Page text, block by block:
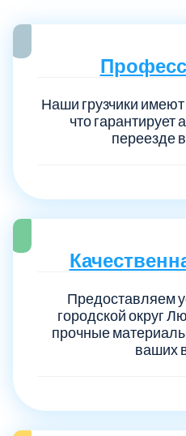
Наши грузчики
что гарантирует
переезде
Предоставляем
городской округ
прочные
ваших